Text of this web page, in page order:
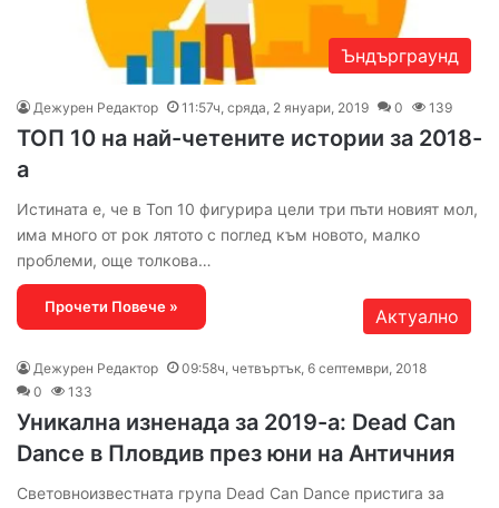
Ъндърграунд
Дежурен Редактор 11:57ч, сряда, 2 януари, 2019 0 139
ТОП 10 на най-четените истории за 2018-
а
Истината е, че в Топ 10 фигурира цели три пъти новият мол,
има много от рок лятото с поглед към новото, малко
проблеми, още толкова…
Прочети Повече » Актуално
Дежурен Редактор
09:58ч, четвъртък, 6 септември, 2018
0
133
Уникална изненада за 2019-а: Dead Can
Dance в Пловдив през юни на Античния
Световноизвестната група Dead Can Dance пристига за